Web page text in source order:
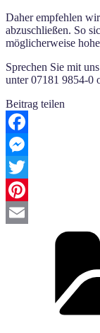
Daher empfehlen
abzuschließen. So
möglicherweise
Sprechen Sie mit
unter 07181 9854-0
Beitrag teilen
Facebook
Messenger
Twitter
Pinterest